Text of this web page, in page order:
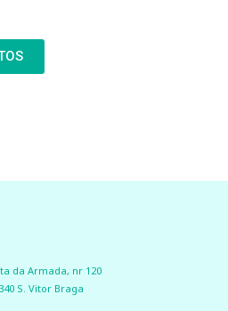
da Armada, nr 120
S. Vitor Braga